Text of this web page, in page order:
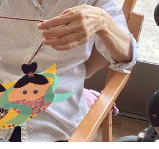
ち
ば
な
福